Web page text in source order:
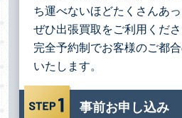
ち運べないほどたくさんあ
ぜひ出張買取をご利用くださ
完全予約制でお客様のご都
いたします。
事前お申し込み